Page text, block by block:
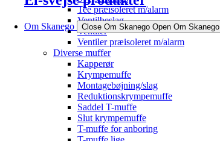
Om Skanego Close Om Skanego Open Om Skanego
Tee præisoleret m/alarm
Ventilbeslag
Ventiler
Ventiler præisoleret m/alarm
Diverse muffer
Kapperør
Krympemuffe
Montagebøjning/slag
Reduktionskrympemuffe
Saddel T-muffe
Slut krympemuffe
T-muffe for anboring